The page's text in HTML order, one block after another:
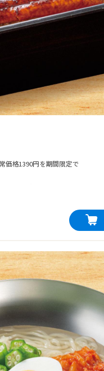
価格1390円を期間限定で
く香ばしさを残したう
群。※うなぎには小骨が
メージです。専用容器で